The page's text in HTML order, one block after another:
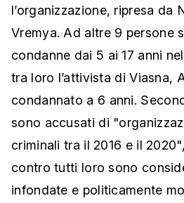
l’organizzazione, ripresa da
Vremya. Ad altre 9 persone
condanne dai 5 ai 17 anni
tra loro l’attivista di Viasna,
condannato a 6 anni.
sono accusati di
criminali tra il 2016 e il
contro tutti loro sono
infondate e politicamente